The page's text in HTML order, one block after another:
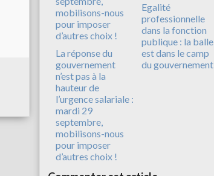
La réponse du
gouvernement
n’est pas à la
hauteur de
l’urgence salariale :
mardi 29
septembre,
mobilisons-nous
pour imposer
d’autres choix !
Egalité
professionnelle
dans la fonction
publique : la balle
est dans le camp
du gouvernement